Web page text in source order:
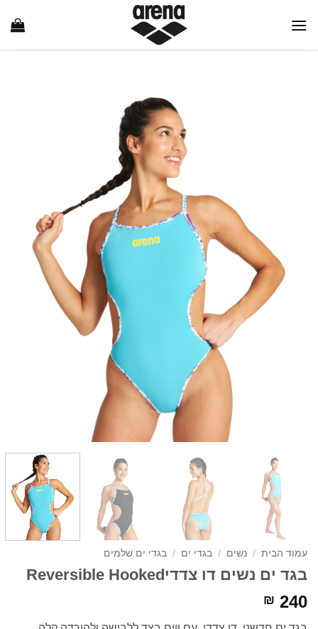
עמוד הבית / נשים / בגדי ים / בגדי ים שלמים
בגד ים נשים דו צדדיReversible Hooked
₪ 240